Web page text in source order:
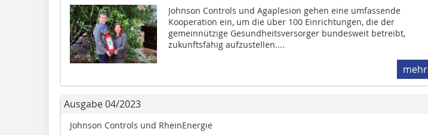
Johnson Controls und Agaplesion gehen eine umfassende
Kooperation ein, um die über 100 Einrichtungen, die der
gemeinnützige Gesundheitsversorger bundesweit betreibt,
zukunftsfähig aufzustellen....
mehr
Ausgabe 04/2023
Johnson Controls und RheinEnergie